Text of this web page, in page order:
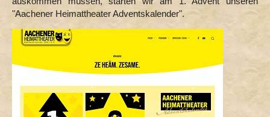
"Aachener Heimattheater Adventskalender".